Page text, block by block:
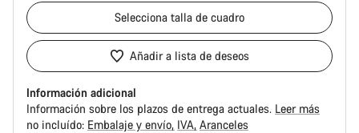
Selecciona talla de cuadro
Añadir a lista de deseos
Información adicional
Información sobre los plazos de entrega actuales. Leer más
no incluído: Embalaje y envío IVA Aranceles